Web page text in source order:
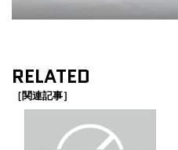
RELATED
［関連記事］